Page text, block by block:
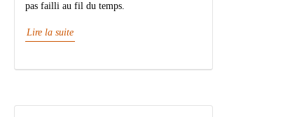
pas failli au fil du temps.
Lire la suite